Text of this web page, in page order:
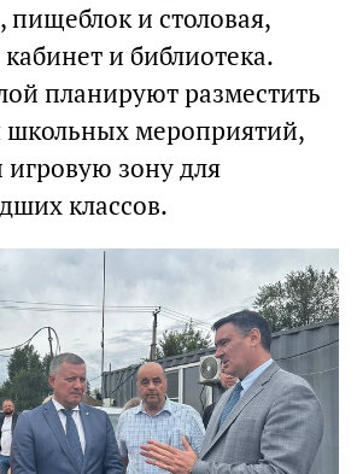
пищеблок и столовая,
и библиотека.
планируют разместить
школьных мероприятий,
зону для
классов.